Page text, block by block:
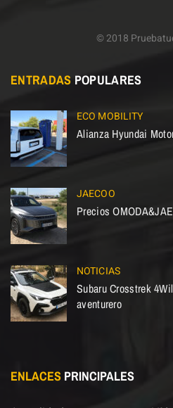
© 2018
ENTRADAS POPULARES
ECO MOBILITY
Alianza Hyundai
JAECOO
Precios
NOTICIAS
Subaru Crosstrek
aventurero
ENLACES PRINCIPALES